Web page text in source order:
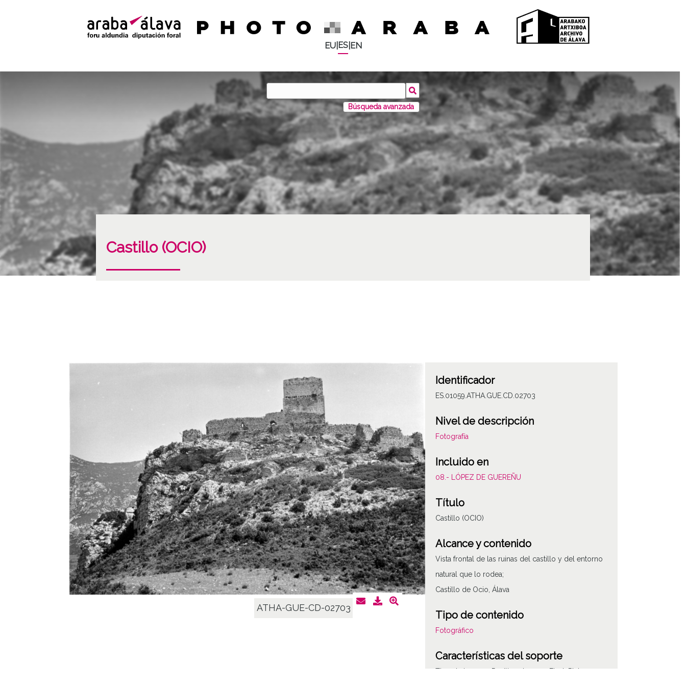
EU| ES| EN
Búsqueda avanzada
Castillo (OCIO)
ATHA-GUE-CD-02703
Identificador
ES.01059.ATHA.GUE.CD.02703
Nivel de descripción
Fotografía
Incluido en
08.- LÓPEZ DE GUEREÑU
Título
Castillo (OCIO)
Alcance y contenido
Vista frontal de las ruinas del castillo y del entorno
natural que lo rodea;
Castillo de Ocio, Álava
Tipo de contenido
Fotográfico
Características del soporte
Tipo de imagen: Positivos Imagen Final: Plata;